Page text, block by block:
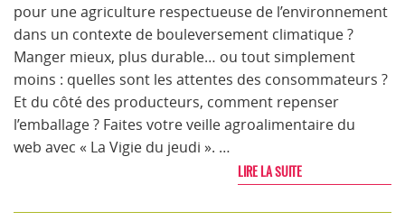
pour une agriculture respectueuse de l’environnement
dans un contexte de bouleversement climatique ?
Manger mieux, plus durable… ou tout simplement
moins : quelles sont les attentes des consommateurs ?
Et du côté des producteurs, comment repenser
l’emballage ? Faites votre veille agroalimentaire du
web avec « La Vigie du jeudi ». …
LIRE LA SUITE